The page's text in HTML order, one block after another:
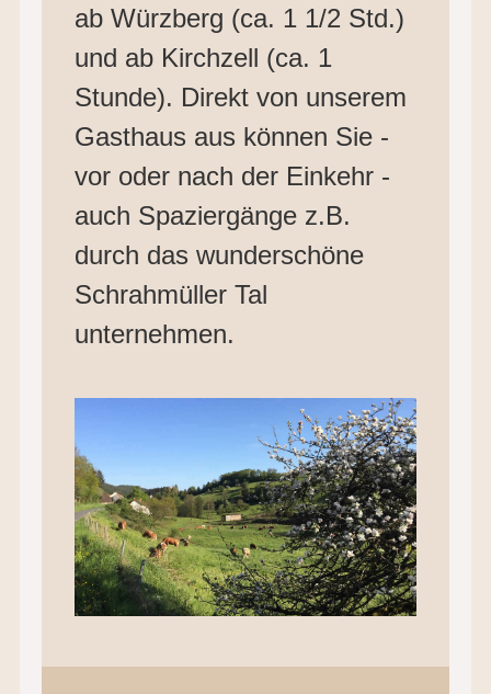
ab Würzberg (ca. 1 1/2 Std.)
und ab Kirchzell (ca. 1
Stunde). Direkt von unserem
Gasthaus aus können Sie -
vor oder nach der Einkehr -
auch Spaziergänge z.B.
durch das wunderschöne
Schrahmüller Tal
unternehmen.